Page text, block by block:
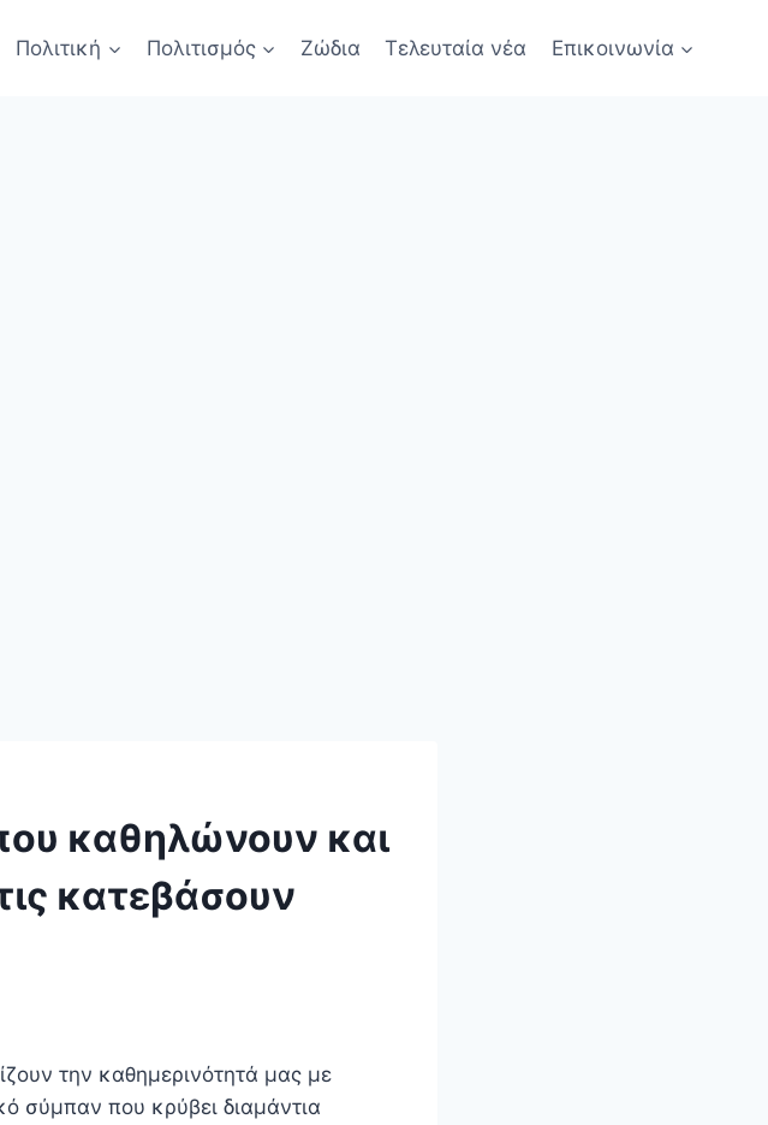
Πολιτική Πολιτισμός Ζώδια Τελευταία νέα Επικοινωνία
καθηλώνουν και
κατεβάσουν
την καθημερινότητά μας με
σύμπαν που κρύβει διαμάντια